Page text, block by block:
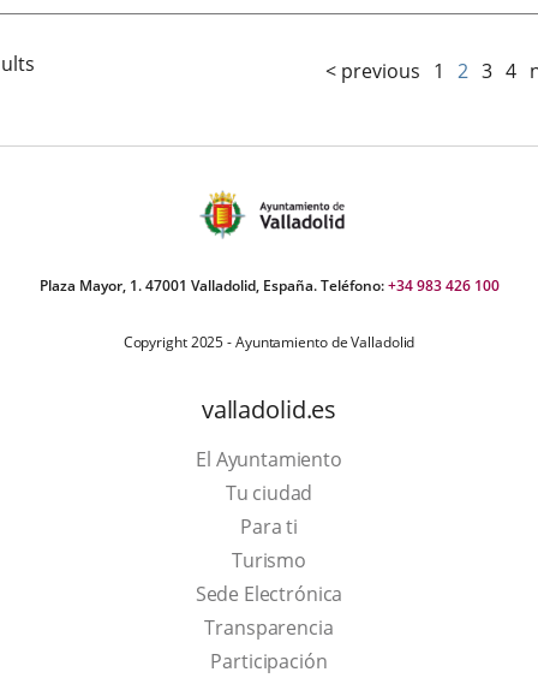
< previous 1 2 3 4
Plaza Mayor, 1. 47001 Valladolid, España. Teléfono:+34 983 426 100
Copyright 2025 - Ayuntamiento de Valladolid
valladolid.es
El Ayuntamiento
Tu ciudad
Para ti
TurismoThis
link
will
open
Sede Electrónica
Transparencia
Participación